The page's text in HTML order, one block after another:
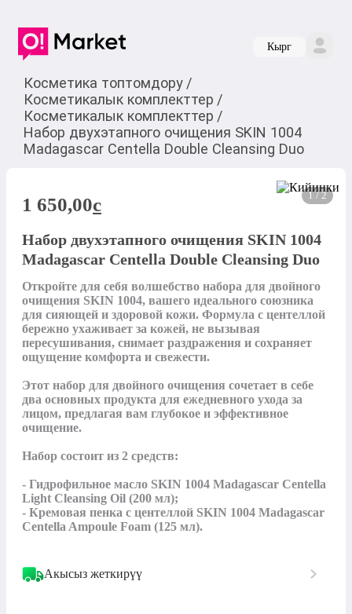
Кырг
Косметика топтомдору /
Косметикалык комплекттер /
Косметикалык комплекттер /
Набор двухэтапного очищения SKIN 1004
Madagascar Centella Double Cleansing Duo
1 / 2
1 650,00c
Набор двухэтапного очищения SKIN 1004
Madagascar Centella Double Cleansing Duo
Откройте для себя волшебство набора для двойного
очищения SKIN 1004, вашего идеального союзника
для сияющей и здоровой кожи. Формула с центеллой
бережно ухаживает за кожей, не вызывая
пересушивания, снимает раздражения и сохраняет
ощущение комфорта и свежести.
Этот набор для двойного очищения сочетает в себе
два основных продукта для ежедневного ухода за
лицом, предлагая вам глубокое и эффективное
очищение.
Набор состоит из 2 средств:
- Гидрофильное масло SKIN 1004 Madagascar Centella
Light Cleansing Oil (200 мл);
- Кремовая пенка с центеллой SKIN 1004 Madagascar
Centella Ampoule Foam (125 мл).
Акысыз жеткирүү